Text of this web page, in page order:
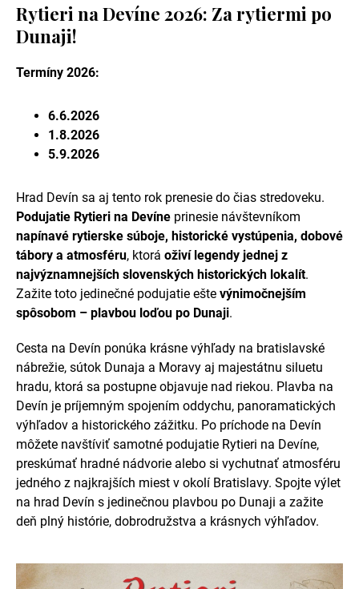
Rytieri na Devíne 2026: Za rytiermi po
Dunaji!
Termíny 2026:
6.6.2026
1.8.2026
5.9.2026
Hrad Devín sa aj tento rok prenesie do čias stredoveku.
Podujatie Rytieri na Devíne prinesie návštevníkom
napínavé rytierske súboje, historické vystúpenia, dobové
tábory a atmosféru, ktorá oživí legendy jednej z
najvýznamnejších slovenských historických lokalít.
Zažite toto jedinečné podujatie ešte výnimočnejším
spôsobom – plavbou loďou po Dunaji.
Cesta na Devín ponúka krásne výhľady na bratislavské
nábrežie, sútok Dunaja a Moravy aj majestátnu siluetu
hradu, ktorá sa postupne objavuje nad riekou. Plavba na
Devín je príjemným spojením oddychu, panoramatických
výhľadov a historického zážitku. Po príchode na Devín
môžete navštíviť samotné podujatie Rytieri na Devíne,
preskúmať hradné nádvorie alebo si vychutnať atmosféru
jedného z najkrajších miest v okolí Bratislavy. Spojte výlet
na hrad Devín s jedinečnou plavbou po Dunaji a zažite
deň plný histórie, dobrodružstva a krásnych výhľadov.